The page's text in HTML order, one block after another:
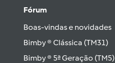
Fórum
Boas-vindas e novidades
Bimby ® Clássica (TM31)
Bimby ® 5ª Geração (TM5)